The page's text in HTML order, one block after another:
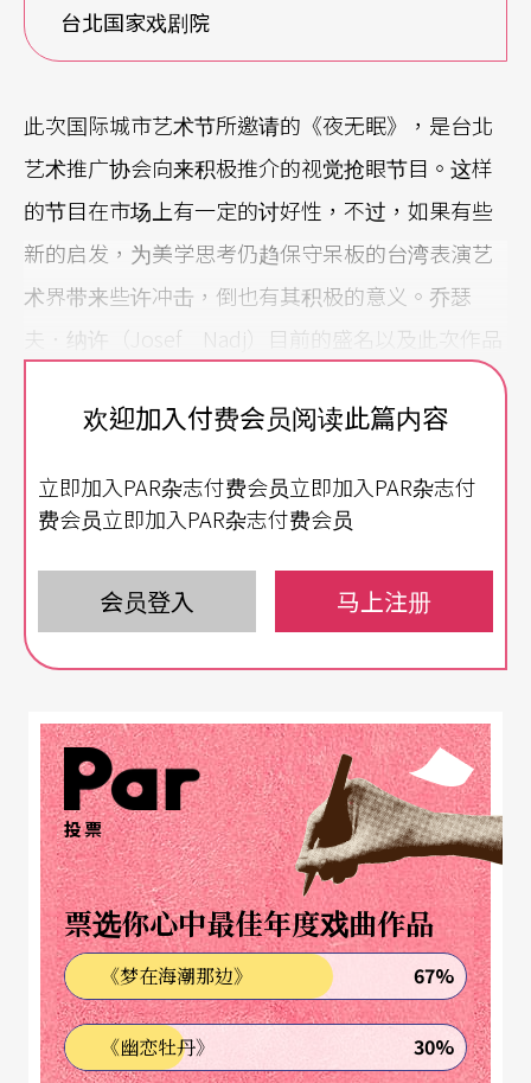
台北国家戏剧院
此次国际城市艺术节所邀请的《夜无眠》，是台北
艺术推广协会向来积极推介的视觉抢眼节目。这样
的节目在市场上有一定的讨好性，不过，如果有些
新的启发，为美学思考仍趋保守呆板的台湾表演艺
术界带来些许冲击，倒也有其积极的意义。乔瑟
夫．纳许（Josef Nadj）目前的盛名以及此次作品
对卡夫卡致敬的背景，已不容赘述。在此笔者倒是
有心试著探究一下纳许这魔幻舞台背后的构成，拆
围，到底是怎么「制造」出来的！
首先，纳许作品之所以如此突出，笔者以为统一的
基调应是其最稳固的磐石。在《夜无眠》九十分钟
一气呵成的篇章中，即便充满著繁多的桥段与多起
觉拼贴，仍一路坚守著划一的「调性」（tone）&
「态度」（manner）。「调性」靠的应是设定于约
一九四、五〇年代欧洲的美感标准，包括一切陈
设、服装、道具，甚至灯光氛围。「态度」则是由
所有演员、甚至音乐所营造出的抽象环境。男子的
动作乖离、甚至拙笨，呼应著卡夫卡作品中的人
物：女性则生鲜、自然、诱人，一方面也为违常的
动作文本注入了写实温柔的和缓对照。音乐则以浓
欢迎加入付费会员阅读此篇内容
立即加入PAR杂志付费会员立即加入PAR杂志付
费会员立即加入PAR杂志付费会员
会员登入 马上注册
投票
票选你心中最佳年度戏曲作品
《梦在海潮那边》 67%
《幽恋牡丹》 30%